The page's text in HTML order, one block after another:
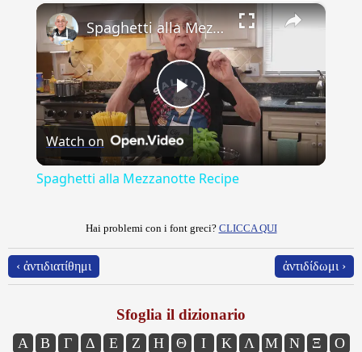
Unmute ×
Play
Video
Spaghetti alla Mezzanotte Recipe
Watch on
Spaghetti alla Mezzanotte Recipe
Hai problemi con i font greci? CLICCA QUI
‹ ἀντιδιατίθημι ἀντιδίδωμι ›
Sfoglia il dizionario
Α Β Γ Δ Ε Ζ Η Θ Ι Κ Λ Μ Ν Ξ
Ο